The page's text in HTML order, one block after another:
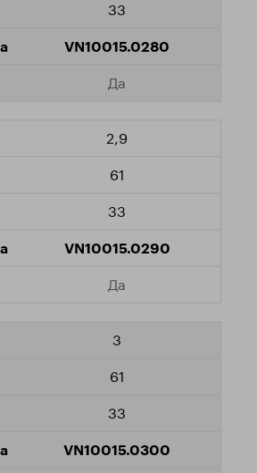
33
VN10015.0280
Да
2,9
61
33
VN10015.0290
Да
3
61
33
VN10015.0300